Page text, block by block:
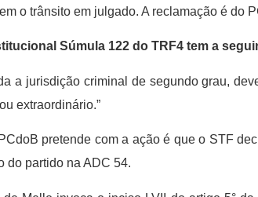
o trânsito em julgado. A reclamação é do
Súmula 122 do TRF4 tem a
a jurisdição criminal de segundo grau,
extraordinário.”
pretende com a ação é que o STF
do partido na ADC 54.